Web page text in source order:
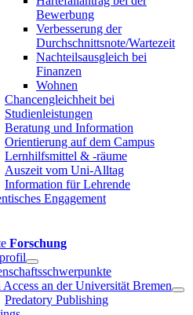
Bewerbung
Verbesserung der
Durchschnittsnote/Wartezeit
Nachteilsausgleich bei
Finanzen
Wohnen
Chancengleichheit bei
Studienleistungen
Beratung und Information
Orientierung auf dem Campus
Lernhilfsmittel & -räume
Auszeit vom Uni-Alltag
Information für Lehrende
Engagement
Forschung
Access an der Universität Bremen
Predatory Publishing